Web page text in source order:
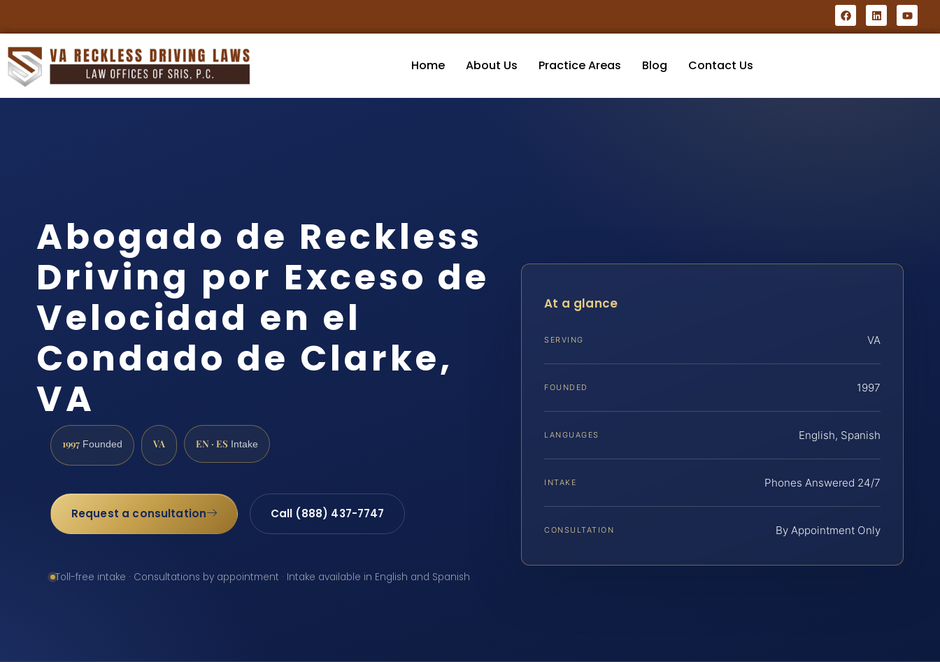
Home About Us Practice Areas Blog Contact Us
Abogado de Reckless
Driving por Exceso de
Velocidad en el
Condado de Clarke,
VA
1997 Founded VA EN · ES Intake
Request a consultation Call (888) 437-7747
Toll-free intake · Consultations by appointment · Intake available in English and Spanish
At a glance
SERVING VA
FOUNDED 1997
LANGUAGES English, Spanish
INTAKE Phones Answered 24/7
CONSULTATION By Appointment Only